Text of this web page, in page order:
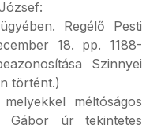
Regélő Pesti
18. pp. 1188-
Szinnyei
történt.)
méltóságos
Gábor úr tekintetes